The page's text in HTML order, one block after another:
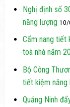
Nghị định số
năng lượng 10/
Cẩm nang tiết
toà nhà năm
Bộ Công
tiết kiệm năng
Quảng Ninh